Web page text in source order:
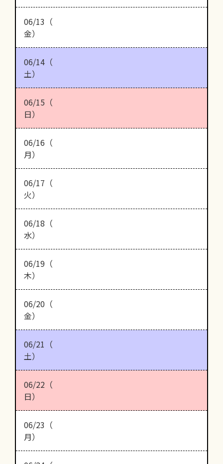
06/13（
金）
06/14（
土）
06/15（
日）
06/16（
月）
06/17（
火）
06/18（
水）
06/19（
木）
06/20（
金）
06/21（
土）
06/22（
日）
06/23（
月）